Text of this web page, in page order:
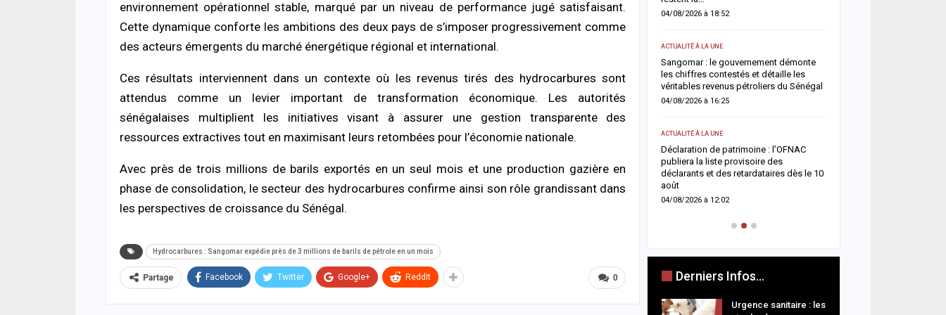
environnement opérationnel stable, marqué par un niveau de performance jugé satisfaisant.
Cette dynamique conforte les ambitions des deux pays de s’imposer progressivement comme
des acteurs émergents du marché énergétique régional et international.
Ces résultats interviennent dans un contexte où les revenus tirés des hydrocarbures sont
attendus comme un levier important de transformation économique. Les autorités
sénégalaises multiplient les initiatives visant à assurer une gestion transparente des
ressources extractives tout en maximisant leurs retombées pour l’économie nationale.
Avec près de trois millions de barils exportés en un seul mois et une production gazière en
phase de consolidation, le secteur des hydrocarbures confirme ainsi son rôle grandissant dans
les perspectives de croissance du Sénégal.
Hydrocarbures : Sangomar expédie près de 3 millions de barils de pétrole en un mois
0
Partage Facebook Twitter Google+ ReddIt
routes
03/08/2026 à 20:13
Magal 2026 : Sokhna Aïda Diallo écarte
fidélité à Cheikh Béthio Thioune
03/08/2026 à 20:05
des Mourides alerte sur « un monde qui
s’autodétruit » et appelle à renforcer…
05/08/2026 à 16:13
ACTUALITÉ À LA UNE
ministère de la Justice réforme les
méthodes de fouille
05/08/2026 à 13:23
SOCIÉTÉ
prudence
05/08/2026 à 13:11
04/08/2026 à 18:52
ACTUALITÉ À LA UNE
Sangomar : le gouvernement démonte
les chiffres contestés et détaille les
véritables revenus pétroliers du Sénégal
04/08/2026 à 16:25
ACTUALITÉ À LA UNE
Déclaration de patrimoine : l’OFNAC
publiera la liste provisoire des
déclarants et des retardataires dès le 10
août
04/08/2026 à 12:02
Derniers Infos...
Urgence sanitaire : les